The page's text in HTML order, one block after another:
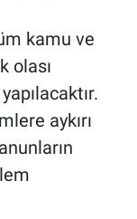
kamu ve
olası
aykırı